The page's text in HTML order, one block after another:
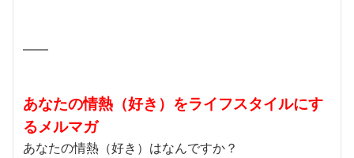
——
あなたの情熱（好き）をライフスタイルにす
るメルマガ
あなたの情熱（好き）はなんですか？